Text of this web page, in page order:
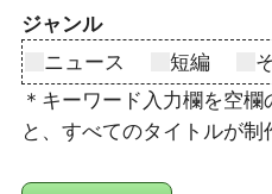
ジャンル
ニュース
短編
＊キーワード入力欄を空
と、すべてのタイトルが制